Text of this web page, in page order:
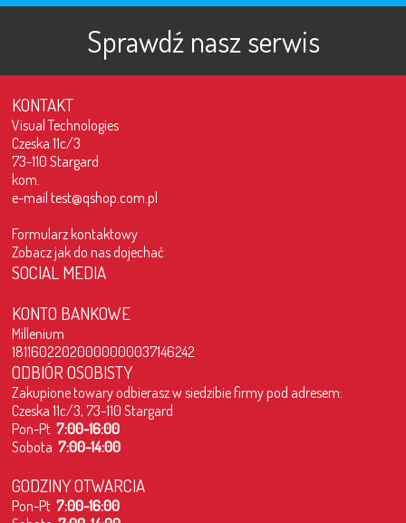
Sprawdź nasz serwis
KONTAKT
Visual Technologies
Czeska 11c/3
73-110 Stargard
kom.
e-mailtest@qshop.com.pl
Formularz kontaktowy
Zobacz jak do nas dojechać
SOCIAL MEDIA
KONTO BANKOWE
Millenium
18116022020000000037146242
ODBIÓR OSOBISTY
Zakupione towary odbierasz w siedzibie firmy pod adresem:
Czeska 11c/3, 73-110 Stargard
Pon-Pt7:00-16:00
Sobota7:00-14:00
GODZINY OTWARCIA
Pon-Pt7:00-16:00